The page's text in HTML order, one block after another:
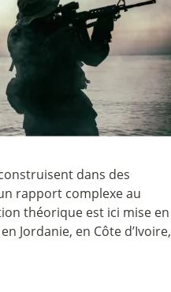
dans des
rapport complexe au
théorique est ici mise en
Jordanie, en Côte d’Ivoire,